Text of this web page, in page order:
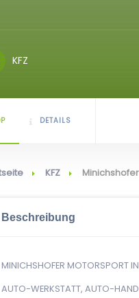
KFZ
DETAILS
KFZ
Beschreibung
MINICHSHOFER MOTORSPORT
AUTO-WERKSTATT, AUTO-